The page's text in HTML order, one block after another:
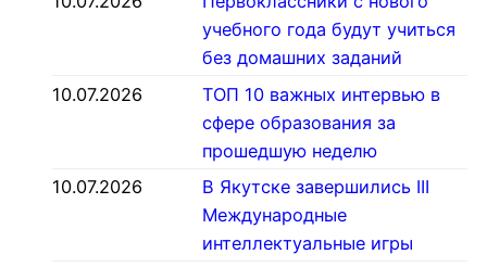
учебного года будут учиться
без домашних заданий
10.07.2026
ТОП 10 важных интервью в
сфере образования за
прошедшую неделю
10.07.2026
В Якутске завершились III
Международные
интеллектуальные игры